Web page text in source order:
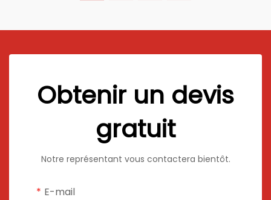
Obtenir un devis
gratuit
Notre représentant vous contactera bientôt.
E-mail